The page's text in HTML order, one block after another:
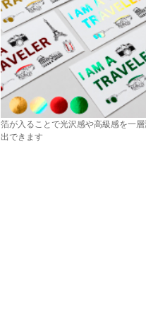
箔が入ることで光沢感や高級感を一
出できます